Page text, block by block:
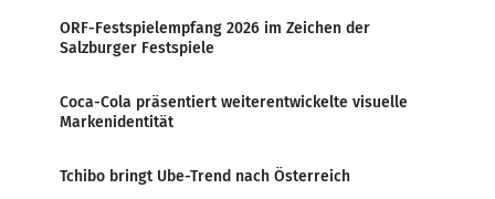
ORF-Festspielempfang 2026 im Zeichen der
Salzburger Festspiele
Coca-Cola präsentiert weiterentwickelte visuelle
Markenidentität
Tchibo bringt Ube-Trend nach Österreich